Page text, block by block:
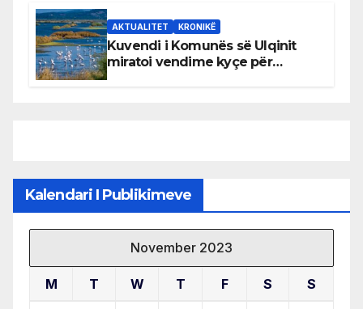
AKTUALITET KRONIKË
Kuvendi i Komunës së Ulqinit
miratoi vendime kyçe për
Kalendari I Publikimeve
November 2023
M T W T F S S